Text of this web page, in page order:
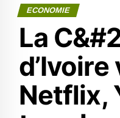
ECONOMIE
La
Netflix,